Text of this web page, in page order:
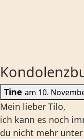
Tine
Mein lieber Tilo,
ich kann es noch
du nicht mehr